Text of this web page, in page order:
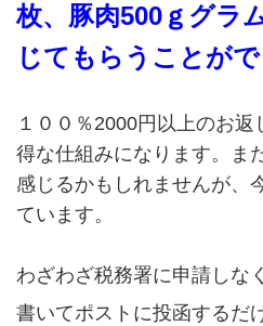
枚、豚肉500ｇグラ
じてもらうことがで
１００％2000円以上のお
得な仕組みになります。ま
感じるかもしれませんが、
ています。
わざわざ税務署に申請しな
書いてポストに投函するだ